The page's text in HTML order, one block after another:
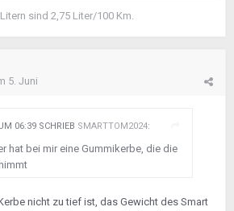
sind 2,75 Liter/100 Km.
5. Juni
06:39 SCHRIEB SMARTTOM2024:
hat bei mir eine Gummikerbe, die die
nicht zu tief ist, das Gewicht des Smart